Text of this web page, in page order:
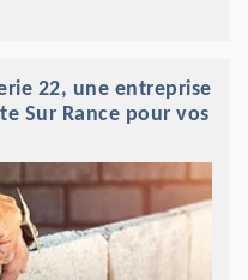
22, une entreprise
Sur Rance pour vos